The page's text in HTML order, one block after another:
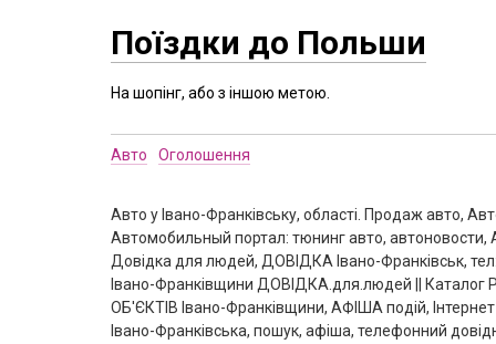
Поїздки до Польши
На шопінг, або з іншою метою.
Авто Оголошення
Авто у Івано-Франківську, області. Продаж авто,
Автомобильный портал: тюнинг авто, автоновости,
Довідка для людей, ДОВІДКА Івано-Франківськ,
Івано-Франківщини ДОВІДКА.для.людей || Каталог
ОБ'ЄКТІВ Івано-Франківщини, АФІША подій,
Івано-Франківська, пошук, афіша, телефонний